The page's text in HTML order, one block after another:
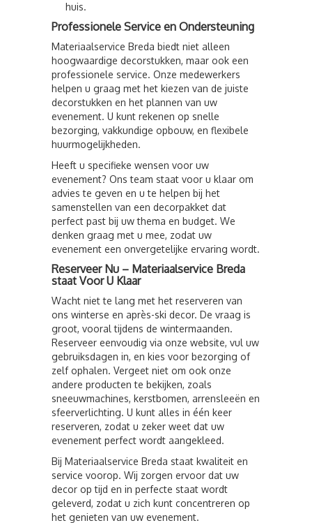
huis.
Professionele Service en Ondersteuning
Materiaalservice Breda biedt niet alleen
hoogwaardige decorstukken, maar ook een
professionele service. Onze medewerkers
helpen u graag met het kiezen van de juiste
decorstukken en het plannen van uw
evenement. U kunt rekenen op snelle
bezorging, vakkundige opbouw, en flexibele
huurmogelijkheden.
Heeft u specifieke wensen voor uw
evenement? Ons team staat voor u klaar om
advies te geven en u te helpen bij het
samenstellen van een decorpakket dat
perfect past bij uw thema en budget. We
denken graag met u mee, zodat uw
evenement een onvergetelijke ervaring wordt.
Reserveer Nu – Materiaalservice Breda
staat Voor U Klaar
Wacht niet te lang met het reserveren van
ons winterse en après-ski decor. De vraag is
groot, vooral tijdens de wintermaanden.
Reserveer eenvoudig via onze website, vul uw
gebruiksdagen in, en kies voor bezorging of
zelf ophalen. Vergeet niet om ook onze
andere producten te bekijken, zoals
sneeuwmachines, kerstbomen, arrensleeën en
sfeerverlichting. U kunt alles in één keer
reserveren, zodat u zeker weet dat uw
evenement perfect wordt aangekleed.
Bij Materiaalservice Breda staat kwaliteit en
service voorop. Wij zorgen ervoor dat uw
decor op tijd en in perfecte staat wordt
geleverd, zodat u zich kunt concentreren op
het genieten van uw evenement.